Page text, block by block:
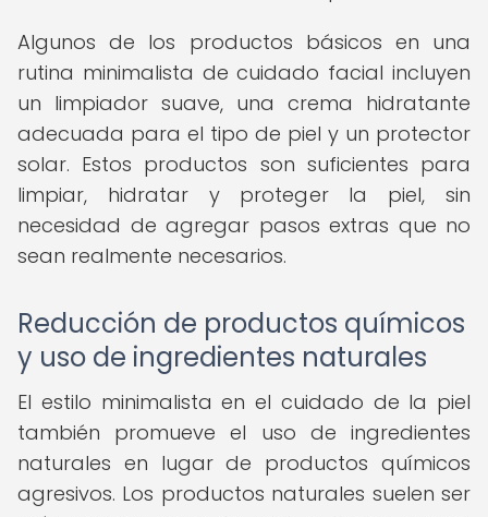
Algunos de los productos básicos en una
rutina minimalista de cuidado facial incluyen
un limpiador suave, una crema hidratante
adecuada para el tipo de piel y un protector
solar. Estos productos son suficientes para
limpiar, hidratar y proteger la piel, sin
necesidad de agregar pasos extras que no
sean realmente necesarios.
Reducción de productos químicos
y uso de ingredientes naturales
El estilo minimalista en el cuidado de la piel
también promueve el uso de ingredientes
naturales en lugar de productos químicos
agresivos. Los productos naturales suelen ser